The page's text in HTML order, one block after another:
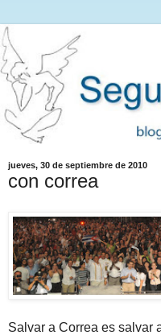
jueves, 30 de septiembre de 2010
con correa
Salvar a Correa es salvar